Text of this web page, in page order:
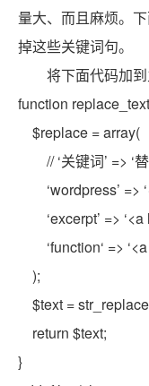
量大、而且麻烦。
掉这些关键词句。
将下面代码加
function
$replace =array(
// ‘关键词’ => ‘
‘wordpress’ =>
‘excerpt’ => ‘<a
‘function‘ =>
);
$text =str_replace
return $text;
}